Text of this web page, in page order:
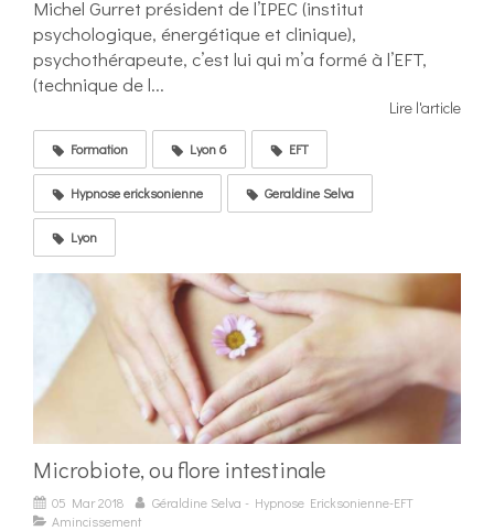
Michel Gurret président de l’IPEC (institut
psychologique, énergétique et clinique),
psychothérapeute, c’est lui qui m’a formé à l’EFT,
(technique de l...
Lire l'article
Formation Lyon 6 EFT
Hypnose ericksonienne Geraldine Selva
Lyon
Microbiote, ou flore intestinale
05 Mar 2018
Géraldine Selva - Hypnose Ericksonienne-EFT
Amincissement